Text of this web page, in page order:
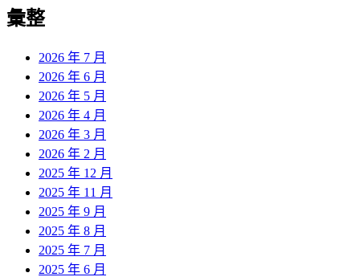
款〉
彙整
2026 年 7 月
2026 年 6 月
2026 年 5 月
2026 年 4 月
2026 年 3 月
2026 年 2 月
2025 年 12 月
2025 年 11 月
2025 年 9 月
2025 年 8 月
2025 年 7 月
2025 年 6 月